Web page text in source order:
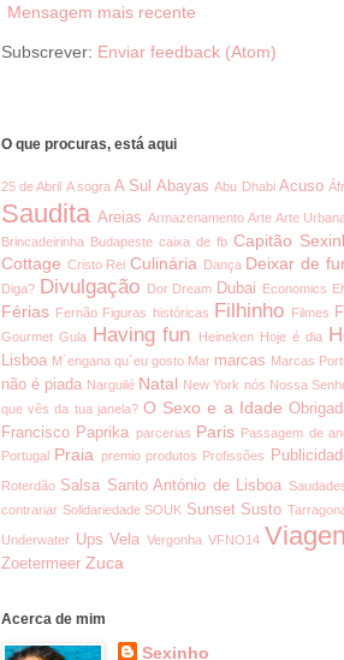
Mensagem mais recente
Subscrever: Enviar feedback (Atom)
O que procuras, está aqui
25 de Abril A sogra A Sul Abayas Abu Dhabi Acuso
Saudita Areias Armazenamento Arte Arte Urbana
Brincadeirinha Budapeste caixa de fb Capitão
Cottage Cristo Rei Culinária Dança Deixar de
Diga? Divulgação Dor Dream Dubai Economics
Férias Fernão Figuras históricas Filhinho Filmes
Gourmet Gula Having fun Heineken Hoje é dia
Lisboa M´engana qu´eu gosto Mar marcas Marcas
não é piada Narguilé Natal New York nós Nossa
que vês da tua janela? O Sexo e a Idade
Francisco Paprika parcerias Paris Passagem de
Portugal Praia premio produtos Profissões
Roterdão Salsa Santo António de Lisboa
contrariar Solidariedade SOUK Sunset Susto
Underwater Ups Vela Vergonha VFNO14
Zoetermeer Zuca
Acerca de mim
Sexinho